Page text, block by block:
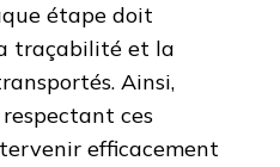
étape doit
traçabilité et la
Ainsi,
ces
efficacement